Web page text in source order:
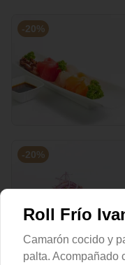
-20%
-20%
Roll Frío
Camarón cocido y
palta. Acompañado